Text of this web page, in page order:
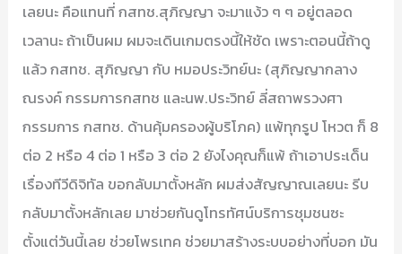
เลยนะ คือแทนที่ กสทช.สุภิญญา จะมาแง้ว ๆ ๆ อยู่ตลอด
เวลานะ ถ้าเป็นผม ผมจะเดินเกมตรงนี้ให้ชัด เพราะตอนนี้ถ้าดู
แล้ว กสทช. สุภิญญา กับ หมอประวิทย์นะ (สุภิญญากลาง
ณรงค์ กรรมการกสทช และนพ.ประวิทย์ ลี่สถาพรวงศา
กรรมการ กสทช. ด้านคุ้มครองผู้บริโภค) แพ้ทุกรูป โหวต ก็ 8
ต่อ 2 หรือ 4 ต่อ 1 หรือ 3 ต่อ 2 ยังไงคุณก็แพ้ ถ้าเอาประเด็น
เรื่องทีวีดิจิทัล ขอกลับมาตั้งหลัก ผมส่งสัญญาณเลยนะ รีบ
กลับมาตั้งหลักเลย มาช่วยกันดูโทรทัศน์บริการชุมชนซะ
ตั้งแต่วันนี้เลย ช่วยโพรเทค ช่วยมาสร้างระบบอย่างที่บอก มัน